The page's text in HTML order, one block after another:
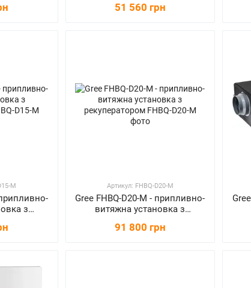
51 560 грн
M
з
Артикул: FHBQ-D20-M
Gree FHBQ-D20-M - припливно-
витяжна установка з
91 800 грн